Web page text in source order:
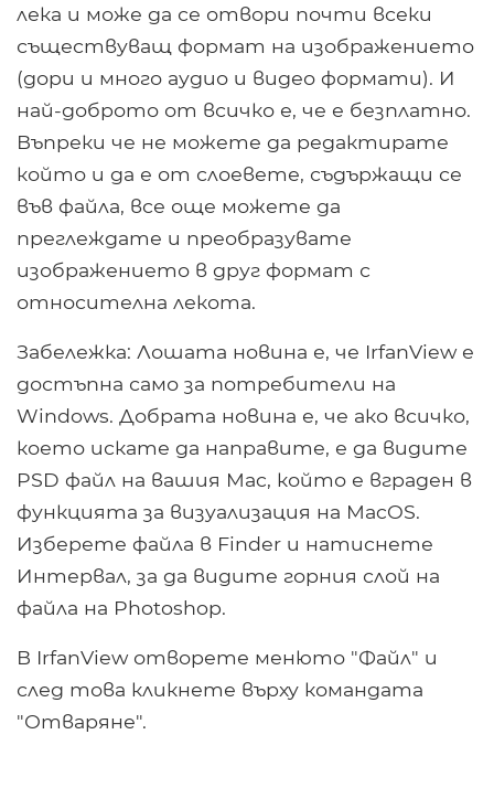
лека и може да се отвори почти всеки
съществуващ формат на изображението
(дори и много аудио и видео формати). И
най-доброто от всичко е, че е безплатно.
Въпреки че не можете да редактирате
който и да е от слоевете, съдържащи се
във файла, все още можете да
преглеждате и преобразувате
изображението в друг формат с
относителна лекота.
Забележка: Лошата новина е, че IrfanView е
достъпна само за потребители на
Windows. Добрата новина е, че ако всичко,
което искате да направите, е да видите
PSD файл на вашия Mac, който е вграден в
функцията за визуализация на MacOS.
Изберете файла в Finder и натиснете
Интервал, за да видите горния слой на
файла на Photoshop.
В IrfanView отворете менюто "Файл" и
след това кликнете върху командата
"Отваряне".